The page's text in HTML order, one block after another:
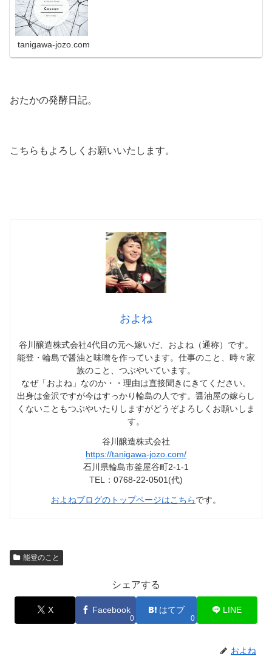
tanigawa-jozo.com
おたかの発酵日記。
こちらもよろしくお願いいたします。
およね
谷川醸造株式会社4代目の元へ嫁いだ、およね（通称）です。
能登・輪島で醤油と味噌を作っています。仕事のこと、時々家
族のこと、つぶやいています。
なぜ「およね」なのか・・理由は直接聞きにきてください。
出身は金沢ですが今はすっかり輪島の人です。醤油屋の嫁らし
くないこともつぶやいたりしますがどうぞよろしくお願いしま
す。
谷川醸造株式会社
https://tanigawa-jozo.com/
石川県輪島市釜屋谷町2-1-1
TEL：0768-22-0501(代)
およねブログのトップページはこちらです。
能登のこと
シェアする
X Facebook
0
はてブ
0
LINE
およね